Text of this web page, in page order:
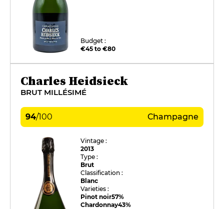
Budget :
€45 to €80
Charles Heidsieck
BRUT MILLÉSIMÉ
94/100 Champagne
Vintage :
2013
Type :
Brut
Classification :
Blanc
Varieties :
Pinot noir57%
Chardonnay43%